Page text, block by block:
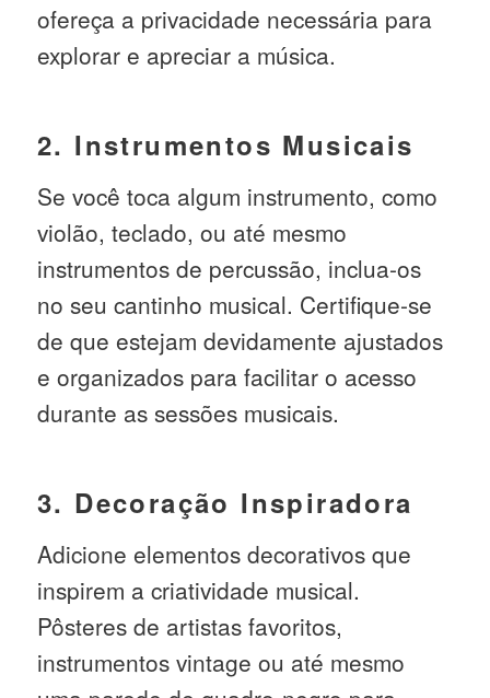
ofereça a privacidade necessária para
explorar e apreciar a música.
2. Instrumentos Musicais
Se você toca algum instrumento, como
violão, teclado, ou até mesmo
instrumentos de percussão, inclua-os
no seu cantinho musical. Certifique-se
de que estejam devidamente ajustados
e organizados para facilitar o acesso
durante as sessões musicais.
3. Decoração Inspiradora
Adicione elementos decorativos que
inspirem a criatividade musical.
Pôsteres de artistas favoritos,
instrumentos vintage ou até mesmo